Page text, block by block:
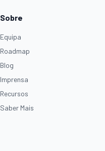
Sobre
Equipa
Roadmap
Blog
Imprensa
Recursos
Saber Mais